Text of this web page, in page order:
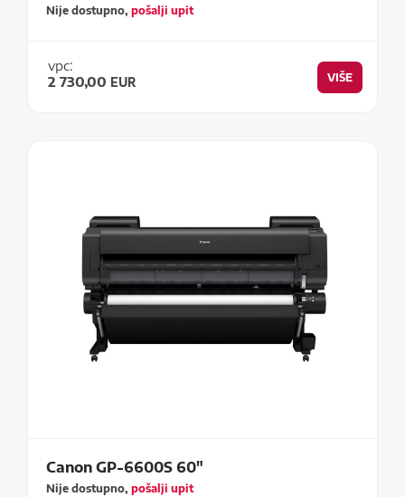
Nije dostupno,pošalji upit
vpc:
2 730,00 EUR VIŠE
Canon GP-6600S 60"
Nije dostupno,pošalji upit